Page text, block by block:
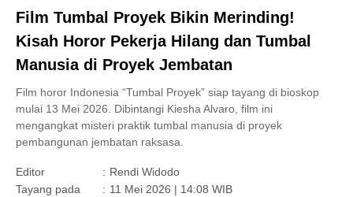
Film Tumbal Proyek Bikin Merinding!
Kisah Horor Pekerja Hilang dan Tumbal
Manusia di Proyek Jembatan
Film horor Indonesia “Tumbal Proyek” siap tayang di bioskop
mulai 13 Mei 2026. Dibintangi Kiesha Alvaro, film ini
mengangkat misteri praktik tumbal manusia di proyek
pembangunan jembatan raksasa.
Editor : Rendi Widodo
Tayang pada
: 11 Mei 2026 | 14:08 WIB